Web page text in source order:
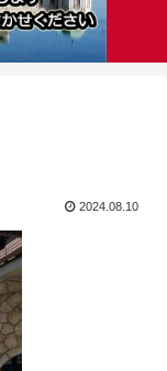
2024.08.10